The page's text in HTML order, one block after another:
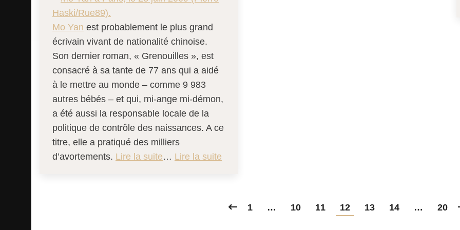
Mo Yan est probablement le plus grand
écrivain vivant de nationalité chinoise.
Son dernier roman, « Grenouilles », est
consacré à sa tante de 77 ans qui a aidé
à le mettre au monde – comme 9 983
autres bébés – et qui, mi-ange mi-démon,
a été aussi la responsable locale de la
politique de contrôle des naissances. A ce
titre, elle a pratiqué des milliers
d’avortements. Lire la suite… Lire la suite
1 … 10 11 12 13 14 … 20